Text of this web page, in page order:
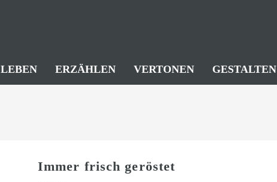
LEBEN ERZÄHLEN VERTONEN GESTALTEN
Immer frisch geröstet